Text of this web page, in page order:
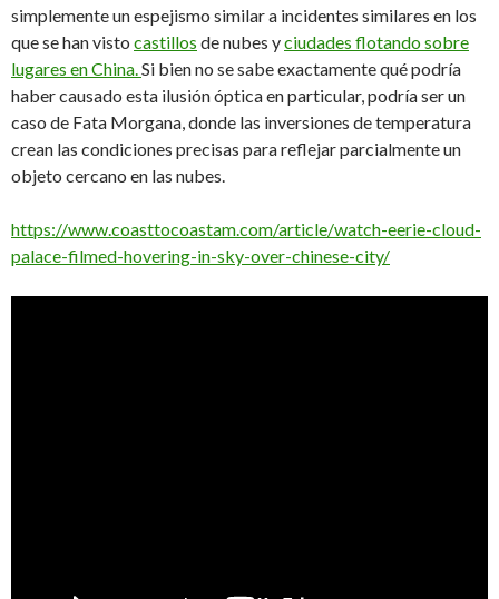
simplemente un espejismo similar a incidentes similares en los
que se han visto castillos de nubes yciudades flotando sobre
lugares en China. Si bien no se sabe exactamente qué podría
haber causado esta ilusión óptica en particular, podría ser un
caso de Fata Morgana, donde las inversiones de temperatura
crean las condiciones precisas para reflejar parcialmente un
objeto cercano en las nubes.
https://www.coasttocoastam.com/article/watch-eerie-cloud-
palace-filmed-hovering-in-sky-over-chinese-city/